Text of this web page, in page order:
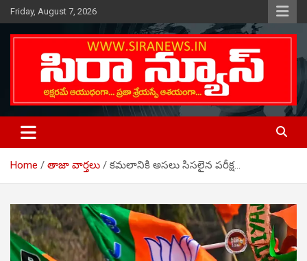
Skip
to
content
Friday, August 7, 2026
SIRA NEWS
Telugu Online News Daily
Home తాజా వార్తలు కమలానికి అసలు సిసలైన పరీక్ష…